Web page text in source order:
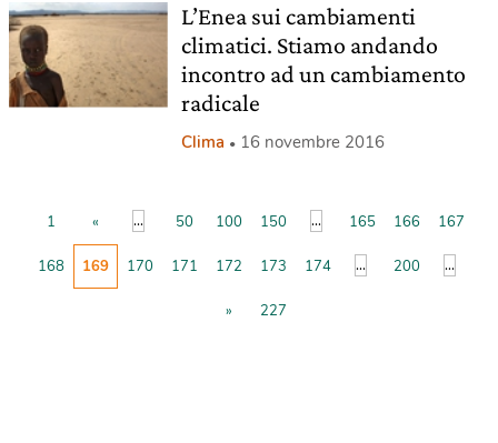
L’Enea sui cambiamenti
climatici. Stiamo andando
incontro ad un cambiamento
radicale
Clima 16 novembre 2016
1 « ... 50 100 150 ... 165 166 167
168 169 170 171 172 173 174 ... 200 ...
» 227